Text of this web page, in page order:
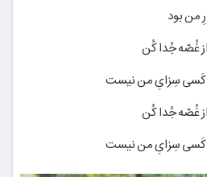
من بود
غُصّه جُدا کُن
کَسی سِزایِ من نیست
غُصّه جُدا کُن
کَسی سِزایِ من نیست